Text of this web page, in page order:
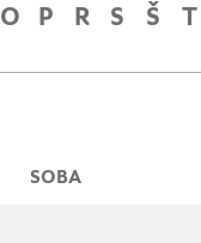
O P R S Š T
SOBA